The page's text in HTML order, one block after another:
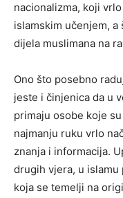
nacionalizma, koji
islamskim učenjem,
dijela muslimana na
Ono što posebno
jeste i činjenica da u
primaju osobe koje
najmanju ruku vrlo
znanja i informacija.
drugih vjera, u
koja se temelji na